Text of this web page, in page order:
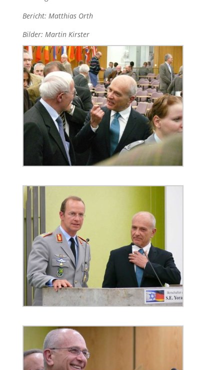
Bericht: Matthias Orth
Bilder: Martin Kirster